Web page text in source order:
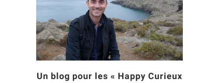
Un blog pour les « Happy Curieux